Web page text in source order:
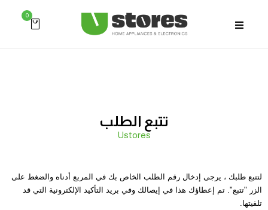
0
تتبع الطلب
Ustores
لتتبع طلبك ، يرجى إدخال رقم الطلب الخاص بك في المربع أدناه والضغط على
الزر "تتبع". تم إعطاؤك هذا في إيصالك وفي بريد التأكيد الإلكترونية التي قد
تلقيتها.